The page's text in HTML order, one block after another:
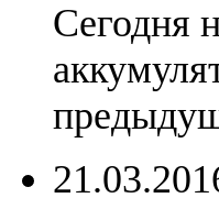
Сегодня